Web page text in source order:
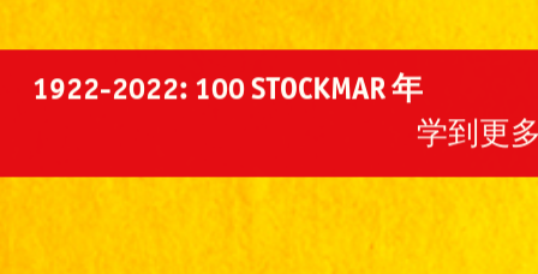
1922-2022: 100 STOCKMAR 年
学到更